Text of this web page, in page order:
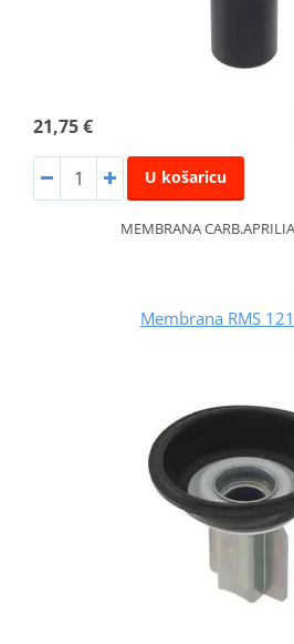
21,75 €
U košaricu
MEMBRANA
Membrana RMS